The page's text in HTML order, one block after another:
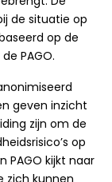
de situatie op
op de
PAGO.
geven inzicht
zijn om de
op
PAGO kijkt naar
zich kunnen